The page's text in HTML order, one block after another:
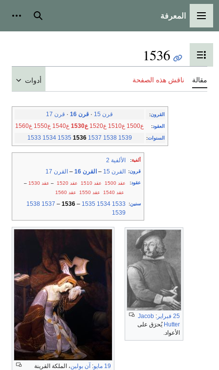
القائمة الرئيسية
المعرفة بحث
تبديل عرض جدول المحتويات
1536
مقالة ناقش هذه الصفحة أدوات
القرون: قرن 15 · قرن 16 · قرن 17
العقود: ع1500 ع1510 ع1520 ع1530 ع1540 ع1550 ع1560
السنوات:
1533 1534 1535 1536 1537 1538 1539
ألفية: الألفية 2
قرون: القرن 15 – القرن 16 – القرن 17
عقود: عقد 1500 عقد 1510 عقد 1520 – عقد 1530
–
عقد 1540
عقد 1550 عقد 1560
سنين:
1533
1534
1535
–
1536
–
1537
1538
1539
19 مايو : آن بولين، الملكة القرينة
25 فبراير :
Jacob
Hutter يُحرَق على
الأعواد.